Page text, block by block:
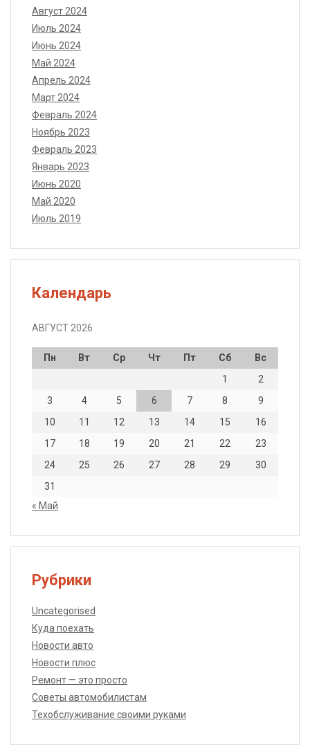
Август 2024
Июль 2024
Июнь 2024
Май 2024
Апрель 2024
Март 2024
Февраль 2024
Ноябрь 2023
Февраль 2023
Январь 2023
Июнь 2020
Май 2020
Июль 2019
Календарь
АВГУСТ 2026
Пн Вт Ср Чт Пт Сб
Вс
1
2
3
4 5 6 7 8
9
10
11 12 13 14 15
16
17
18 19 20 21 22
23
24
25 26 27 28 29
30
31
« Май
Рубрики
Uncategorised
Куда поехать
Новости авто
Новости плюс
Ремонт — это просто
Советы автомобилистам
Техобслуживание своими руками